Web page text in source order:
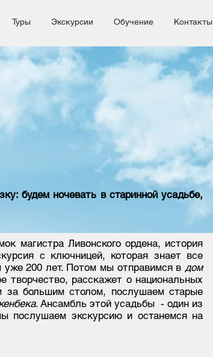
Туры Экскурсии Обучение Контакты
будем ночевать в старинной усадьбе,
магистра Ливонского ордена, история
с ключницей, которая знает все
уже 200 лет. Потом мы отправимся в дом
творчество, расскажет о национальных
за большим столом, послушаем старые
. Ансамбль этой усадьбы - один из
послушаем экскурсию и останемся на